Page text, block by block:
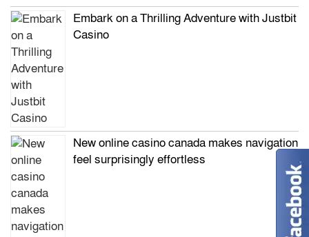
Embark on a Thrilling Adventure with Justbit
Casino
New online casino canada makes navigation
feel surprisingly effortless